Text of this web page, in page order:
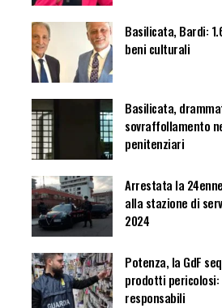
Basilicata, Bardi:
beni culturali
Basilicata,
sovraffollamento
penitenziari
Arrestata la
alla stazione di
2024
Potenza, la GdF
prodotti
responsabili